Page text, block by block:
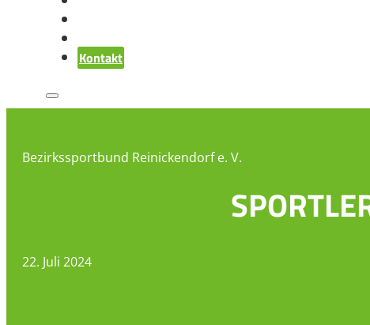
Kontakt
Bezirkssportbund Reinickendorf e. V.
22. Juli 2024